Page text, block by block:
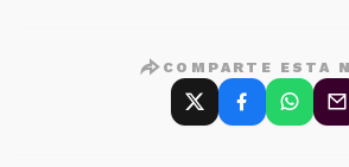
COMPARTE ESTA